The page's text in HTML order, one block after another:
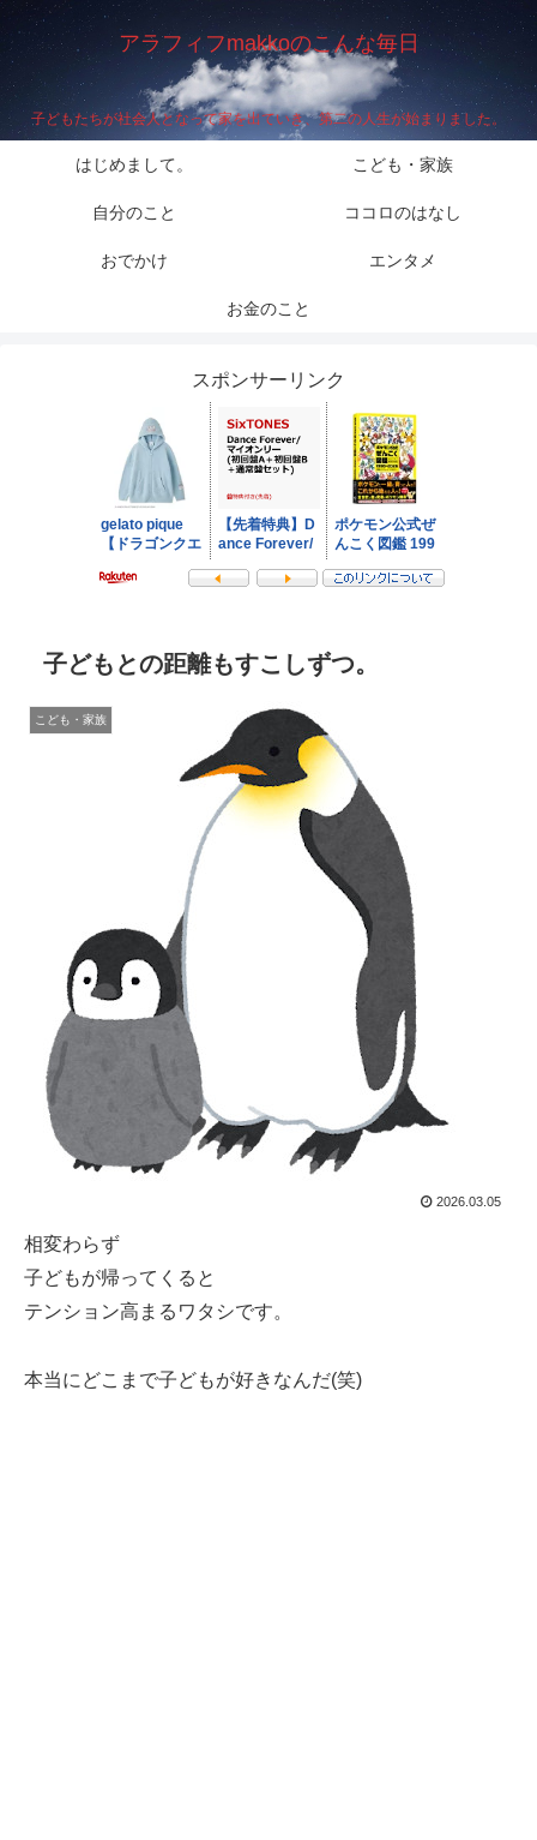
アラフィフmakkoのこんな毎日
子どもたちが社会人となって家を出ていき、第二の人生が始まりました。
はじめまして。 こども・家族
自分のこと ココロのはなし
おでかけ エンタメ
お金のこと
スポンサーリンク
子どもとの距離もすこしずつ。
こども・家族
2026.03.05
相変わらず
子どもが帰ってくると
テンション高まるワタシです。
本当にどこまで子どもが好きなんだ(笑)